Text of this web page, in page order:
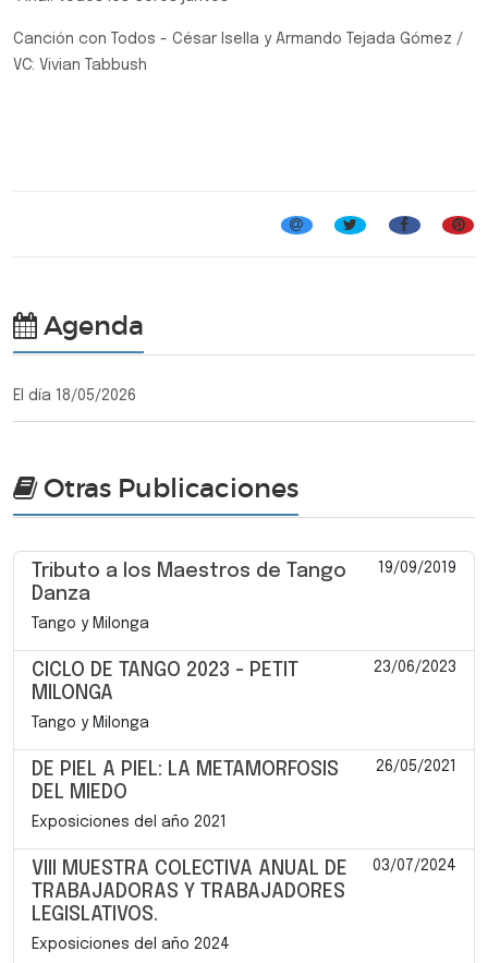
Canción con Todos - César Isella y Armando Tejada Gómez /
VC: Vivian Tabbush
Agenda
El día 18/05/2026
Otras Publicaciones
Tributo a los Maestros de Tango
Danza
19/09/2019
Tango y Milonga
CICLO DE TANGO 2023 - PETIT
MILONGA
23/06/2023
Tango y Milonga
DE PIEL A PIEL: LA METAMORFOSIS
DEL MIEDO
26/05/2021
Exposiciones del año 2021
VIII MUESTRA COLECTIVA ANUAL DE
TRABAJADORAS Y TRABAJADORES
LEGISLATIVOS.
03/07/2024
Exposiciones del año 2024